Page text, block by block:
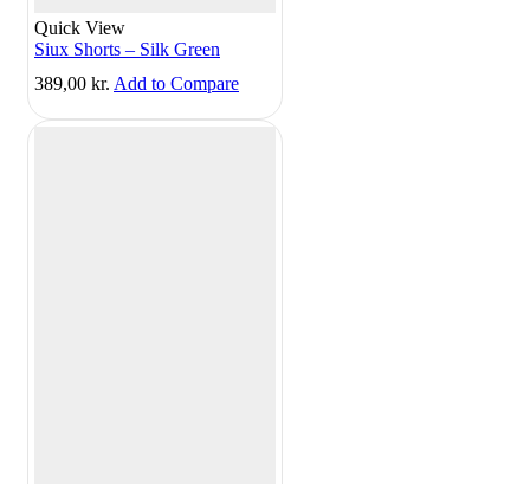
Quick View
Siux Shorts – Silk Green
389,00 kr. Add to Compare